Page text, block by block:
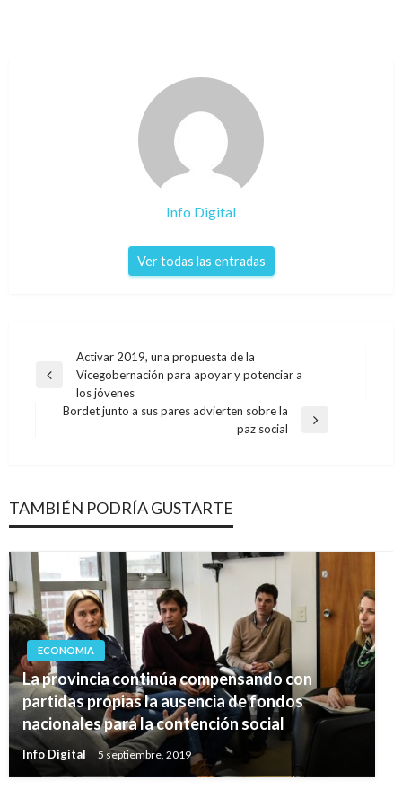
Info Digital
Ver todas las entradas
Navegación
de
entradas
Entrada
anterior
Activar 2019, una propuesta de la
Vicegobernación para apoyar y potenciar a
los jóvenes
Bordet junto a sus pares advierten sobre la
paz social
TAMBIÉN PODRÍA GUSTARTE
ECONOMIA
La provincia continúa compensando con
partidas propias la ausencia de fondos
nacionales para la contención social
Info Digital 5 septiembre, 2019